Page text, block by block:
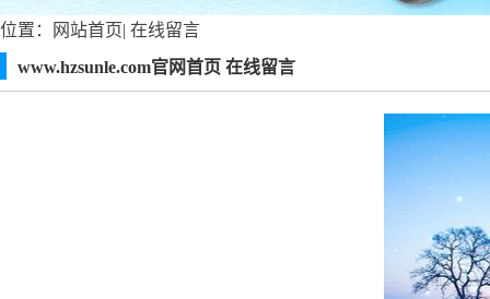
位置： 网站首页| 在线留言
www.hzsunle.com官网首页 在线留言